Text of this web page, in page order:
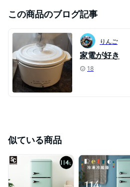
この商品のブログ記事
りんご
家電が好き
18
似ている商品